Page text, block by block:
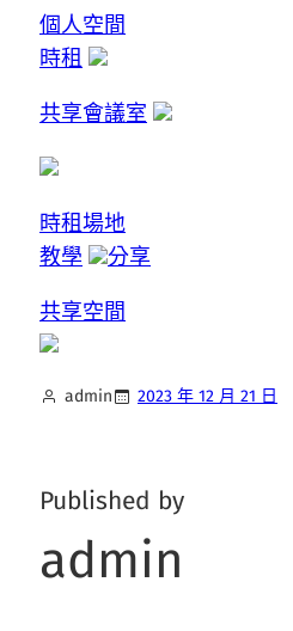
個人空間
時租
共享會議室
時租場地
教學
分享
共享空間
admin 2023 年 12 月 21 日
Published by
admin